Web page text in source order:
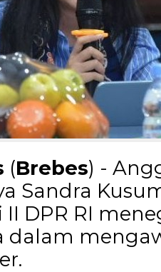
(Brebes) -
Sandra
II DPR RI
dalam